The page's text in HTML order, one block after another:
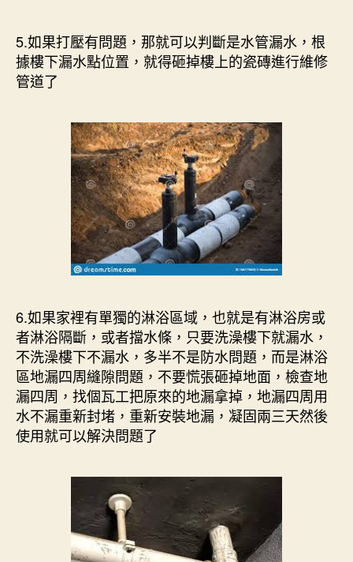
5.如果打壓有問題，那就可以判斷是水管漏水，根
據樓下漏水點位置，就得砸掉樓上的瓷磚進行維修
管道了
6.如果家裡有單獨的淋浴區域，也就是有淋浴房或
者淋浴隔斷，或者擋水條，只要洗澡樓下就漏水，
不洗澡樓下不漏水，多半不是防水問題，而是淋浴
區地漏四周縫隙問題，不要慌張砸掉地面，檢查地
漏四周，找個瓦工把原來的地漏拿掉，地漏四周用
水不漏重新封堵，重新安裝地漏，凝固兩三天然後
使用就可以解決問題了